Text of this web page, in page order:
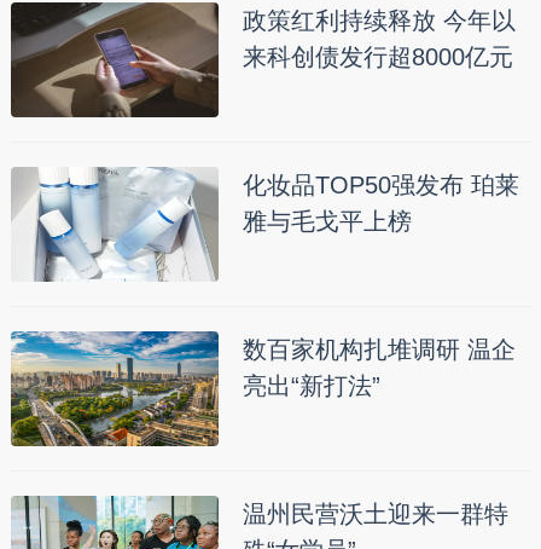
政策红利持续释放 今年以
来科创债发行超8000亿元
化妆品TOP50强发布 珀莱
雅与毛戈平上榜
数百家机构扎堆调研 温企
亮出“新打法”
温州民营沃土迎来一群特